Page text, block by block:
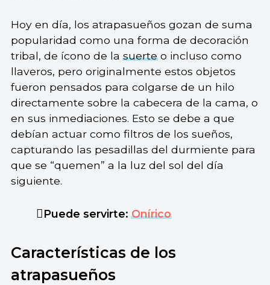
Hoy en día, los atrapasueños gozan de suma
popularidad como una forma de decoración
tribal, de ícono de lasuerteo incluso como
llaveros, pero originalmente estos objetos
fueron pensados para colgarse de un hilo
directamente sobre la cabecera de la cama, o
en sus inmediaciones. Esto se debe a que
debían actuar como filtros de los sueños,
capturando las pesadillas del durmiente para
que se “quemen” a la luz del sol del día
siguiente.
Puede servirte:Onírico
Características de los
atrapasueños